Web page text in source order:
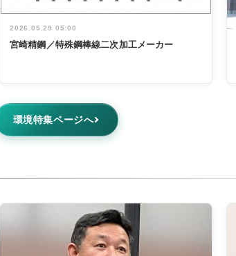
2026.05.29 05:00
宮崎精鋼／特殊鋼棒線二次加工メーカー
環境特集ページへ